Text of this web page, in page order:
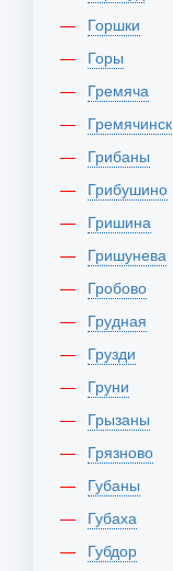
Горшки
Горы
Гремяча
Гремячинск
Грибаны
Грибушино
Гришина
Гришунева
Гробово
Грудная
Грузди
Груни
Грызаны
Грязново
Губаны
Губаха
Губдор